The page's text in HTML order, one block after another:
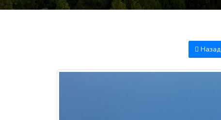
Назад